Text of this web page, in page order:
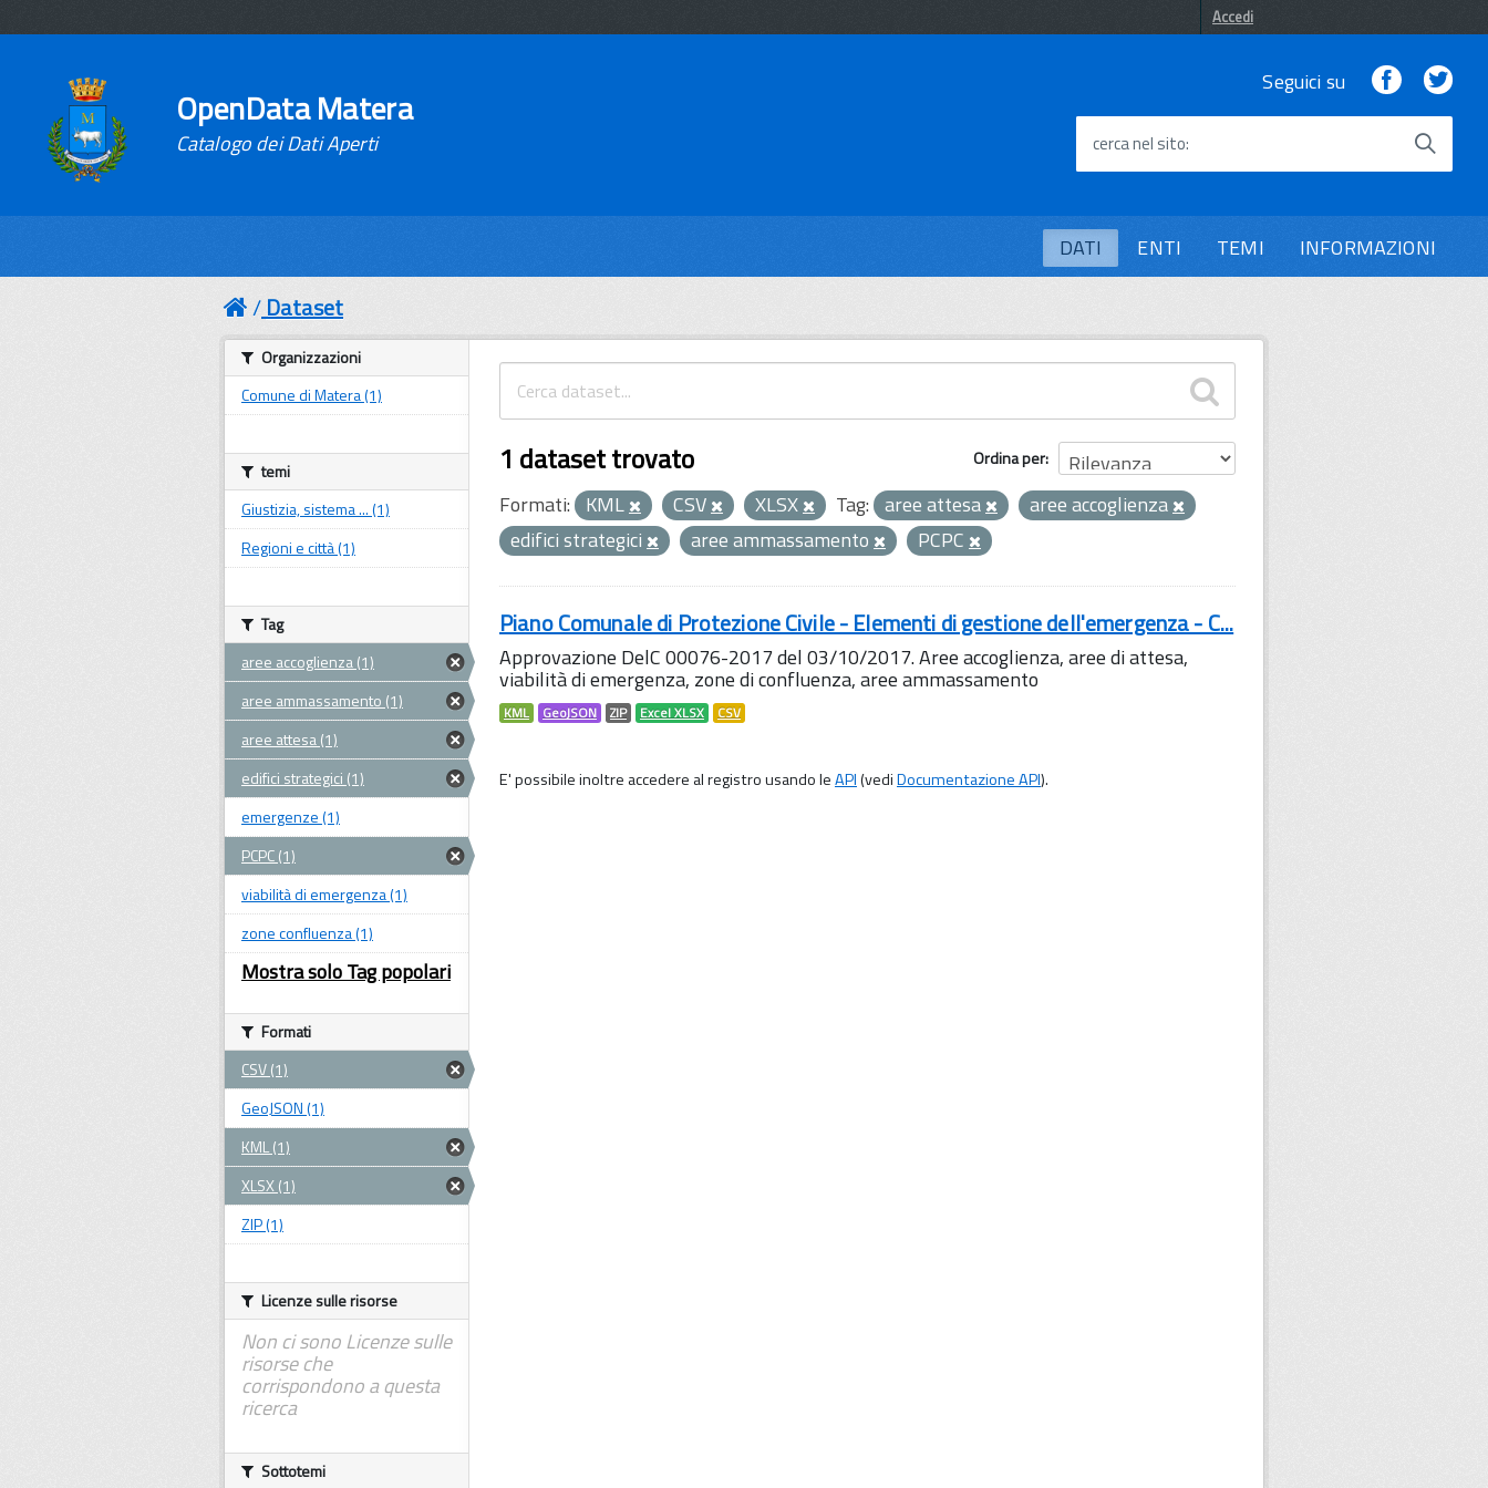
Accedi
OpenData Matera
Catalogo dei Dati Aperti
Seguici su Facebook
cerca nel sito
DATI ENTI TEMI INFORMAZIONI
Dataset
Ordina per
1 dataset trovato
Formati: KML CSV XLSX Tag: aree attesa
aree accoglienza
edifici strategici
aree ammassamento PCPC
Piano Comunale di Protezione Civile - Elementi di gestione dell'emergenza - C...
Approvazione DelC 00076-2017 del 03/10/2017. Aree accoglienza, aree di attesa,
viabilità di emergenza, zone di confluenza, aree ammassamento
KML GeoJSON ZIP Excel XLSX CSV
E' possibile inoltre accedere al registro usando leAPI(vediDocumentazione API).
Organizzazioni
Comune di Matera (1)
temi
Giustizia, sistema ... (1)
Regioni e città (1)
Tag
aree accoglienza (1)
aree ammassamento (1)
aree attesa (1)
edifici strategici (1)
emergenze (1)
PCPC (1)
viabilità di emergenza (1)
zone confluenza (1)
Mostra solo Tag popolari
Formati
CSV (1)
GeoJSON (1)
KML (1)
XLSX (1)
ZIP (1)
Licenze sulle risorse
Non ci sono Licenze sulle
risorse che
corrispondono a questa
ricerca
Sottotemi